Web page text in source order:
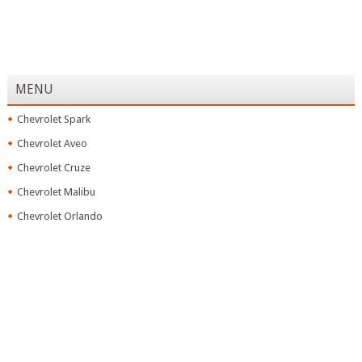
MENU
Chevrolet Spark
Chevrolet Aveo
Chevrolet Cruze
Chevrolet Malibu
Chevrolet Orlando